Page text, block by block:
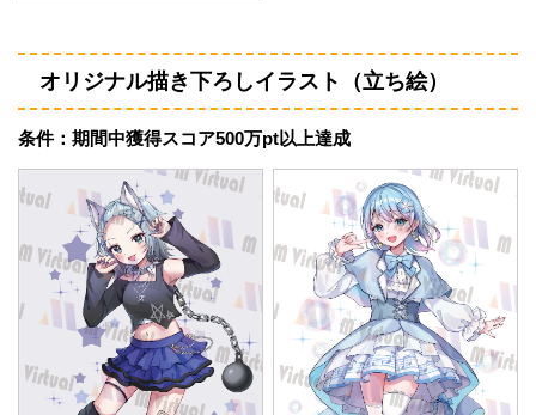
オリジナル描き下ろしイラスト（立ち絵）
条件：期間中獲得スコア500万pt以上達成